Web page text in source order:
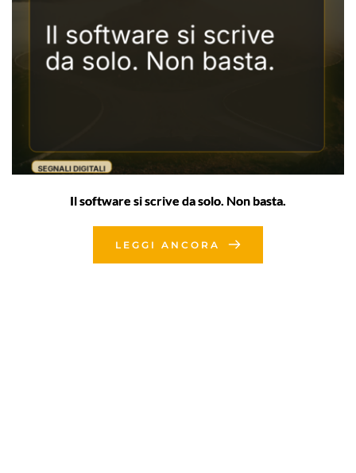
Il software si scrive da solo. Non basta.
LEGGI ANCORA